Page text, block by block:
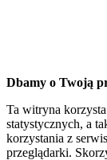
Dbamy o Twoją
Ta witryna
statystycznych, a
korzystania z
przeglądarki.